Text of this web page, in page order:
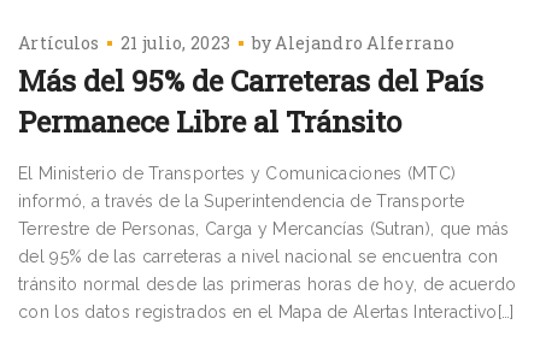
Artículos 21 julio, 2023 byAlejandro Alferrano
Más del 95% de Carreteras del País
Permanece Libre al Tránsito
El Ministerio de Transportes y Comunicaciones (MTC)
informó, a través de la Superintendencia de Transporte
Terrestre de Personas, Carga y Mercancías (Sutran), que más
del 95% de las carreteras a nivel nacional se encuentra con
tránsito normal desde las primeras horas de hoy, de acuerdo
con los datos registrados en el Mapa de Alertas Interactivo[…]